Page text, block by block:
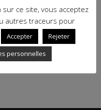
ce site, vous acceptez
autres traceurs pour
Accepter
Rejeter
personnelles